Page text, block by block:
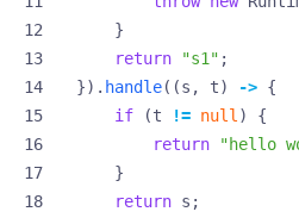
}
return
"s1" ;
}). handle((s , t) -> {
if
(t != null )
{
return
"hello
}
return s ;